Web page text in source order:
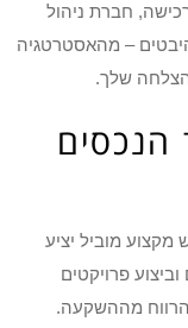
חברת ניהול
– מהאסטרטגיה
שלך.
הנכסים
מקצוע מוביל יציע
פרויקטים
מההשקעה.